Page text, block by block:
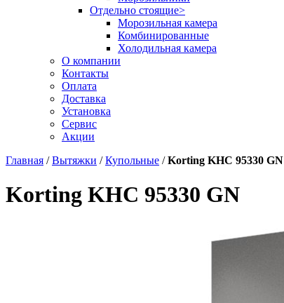
Отдельно стоящие>
Морозильная камера
Комбинированные
Холодильная камера
О компании
Контакты
Оплата
Доставка
Установка
Сервис
Акции
Главная /Вытяжки /Купольные /Korting KHC 95330 GN
Korting KHC 95330 GN